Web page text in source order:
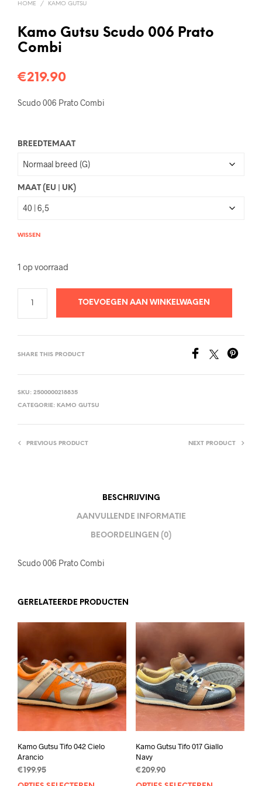
HOME / KAMO GUTSU
Kamo Gutsu Scudo 006 Prato
Combi
€219.90
Scudo 006 Prato Combi
BREEDTEMAAT
MAAT (EU | UK)
WISSEN
1 op voorraad
TOEVOEGEN AAN WINKELWAGEN
SHARE THIS PRODUCT
SKU: 2500000218835
CATEGORIE: KAMO GUTSU
PREVIOUS PRODUCT NEXT PRODUCT
BESCHRIJVING
AANVULLENDE INFORMATIE
BEOORDELINGEN (0)
Scudo 006 Prato Combi
GERELATEERDE PRODUCTEN
Kamo Gutsu Tifo 042 Cielo
Arancio
€ 199.95
Kamo Gutsu Tifo 017 Giallo
Navy
€209.90